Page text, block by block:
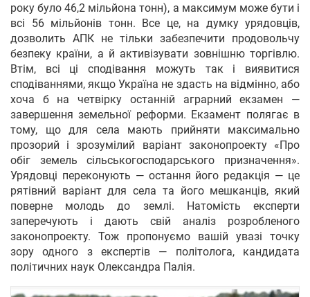
року було 46,2 мільйона тонн), а максимум може бути і
всі 56 мільйонів тонн. Все це, на думку урядовців,
дозволить АПК не тільки забезпечити продовольчу
безпеку країни, а й активізувати зовнішню торгівлю.
Втім, всі ці сподівання можуть так і виявитися
сподіваннями, якщо Україна не здасть на відмінно, або
хоча б на четвірку останній аграрний екзамен —
завершення земельної реформи. Екзамент полягає в
тому, що для села мають прийняти максимально
прозорий і зрозумілий варіант законопроекту «Про
обіг земель сільськогосподарського призначення».
Урядовці переконують — остання його редакція — це
рятівний варіант для села та його мешканців, який
поверне молодь до землі. Натомість експерти
заперечують і дають свій аналіз розробленого
законопроекту. Тож пропонуємо вашій увазі точку
зору одного з експертів — політолога, кандидата
політичних наук Олександра Палія.